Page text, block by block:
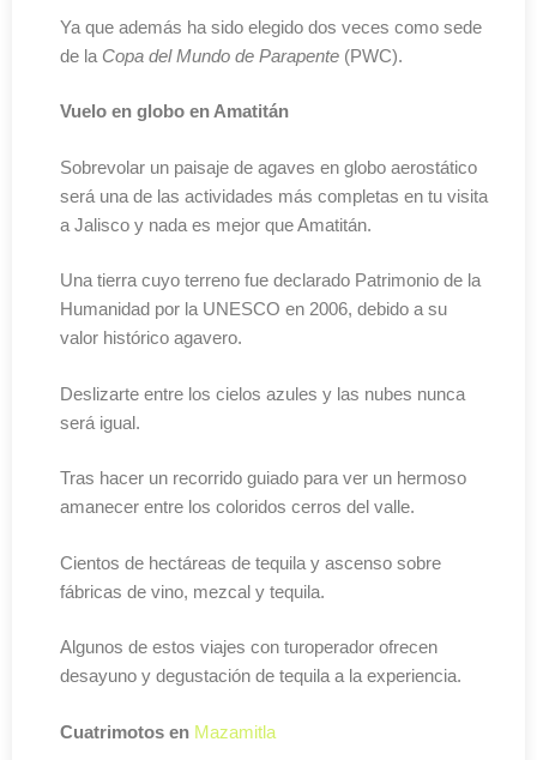
Ya que además ha sido elegido dos veces como sede
de la Copa del Mundo de Parapente (PWC).
Vuelo en globo en Amatitán
Sobrevolar un paisaje de agaves en globo aerostático
será una de las actividades más completas en tu visita
a Jalisco y nada es mejor que Amatitán.
Una tierra cuyo terreno fue declarado Patrimonio de la
Humanidad por la UNESCO en 2006, debido a su
valor histórico agavero.
Deslizarte entre los cielos azules y las nubes nunca
será igual.
Tras hacer un recorrido guiado para ver un hermoso
amanecer entre los coloridos cerros del valle.
Cientos de hectáreas de tequila y ascenso sobre
fábricas de vino, mezcal y tequila.
Algunos de estos viajes con turoperador ofrecen
desayuno y degustación de tequila a la experiencia.
Cuatrimotos en Mazamitla